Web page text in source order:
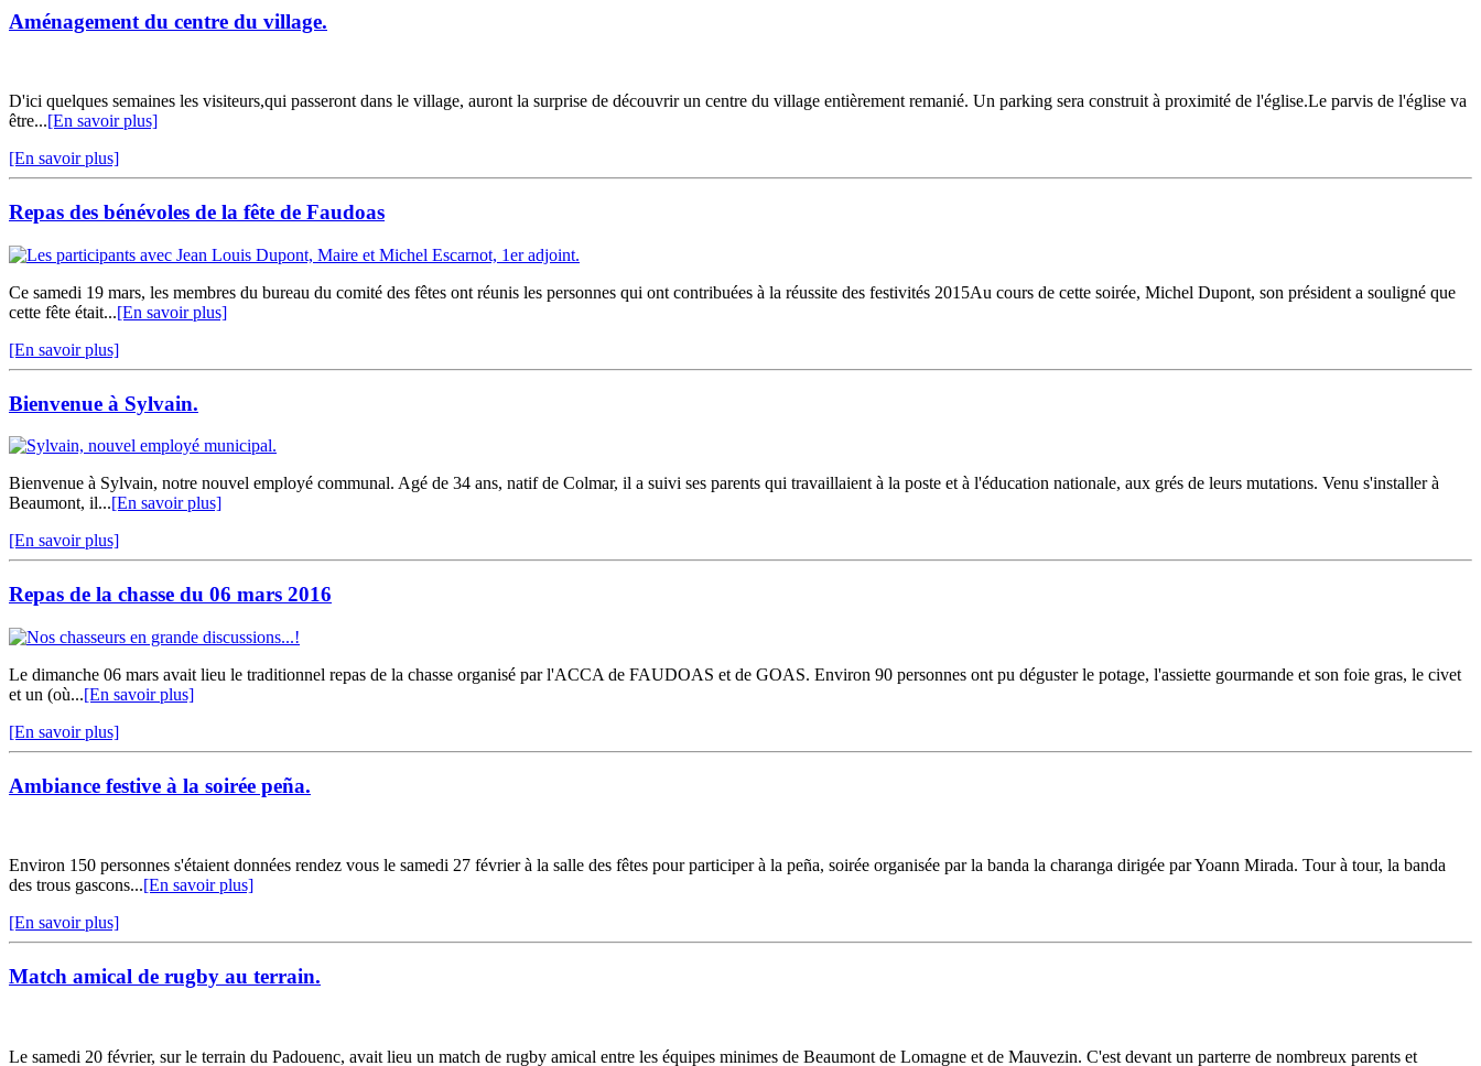
Aménagement du centre du village.
D'ici quelques semaines les visiteurs,qui passeront dans le village, auront la surprise de découvrir un centre du village entièrement remanié. Un parking sera construit à proximité de l'église.Le parvis de l'église va
être...[En savoir plus]
[En savoir plus]
Repas des bénévoles de la fête de Faudoas
Ce samedi 19 mars, les membres du bureau du comité des fêtes ont réunis les personnes qui ont contribuées à la réussite des festivités 2015Au cours de cette soirée, Michel Dupont, son président a souligné que
cette fête était...[En savoir plus]
[En savoir plus]
Bienvenue à Sylvain.
Bienvenue à Sylvain, notre nouvel employé communal. Agé de 34 ans, natif de Colmar, il a suivi ses parents qui travaillaient à la poste et à l'éducation nationale, aux grés de leurs mutations. Venu s'installer à
Beaumont, il...[En savoir plus]
[En savoir plus]
Repas de la chasse du 06 mars 2016
Le dimanche 06 mars avait lieu le traditionnel repas de la chasse organisé par l'ACCA de FAUDOAS et de GOAS. Environ 90 personnes ont pu déguster le potage, l'assiette gourmande et son foie gras, le civet
et un (où...[En savoir plus]
[En savoir plus]
Ambiance festive à la soirée peña.
Environ 150 personnes s'étaient données rendez vous le samedi 27 février à la salle des fêtes pour participer à la peña, soirée organisée par la banda la charanga dirigée par Yoann Mirada. Tour à tour, la banda
des trous gascons...[En savoir plus]
[En savoir plus]
Match amical de rugby au terrain.
Le samedi 20 février, sur le terrain du Padouenc, avait lieu un match de rugby amical entre les équipes minimes de Beaumont de Lomagne et de Mauvezin. C'est devant un parterre de nombreux parents et